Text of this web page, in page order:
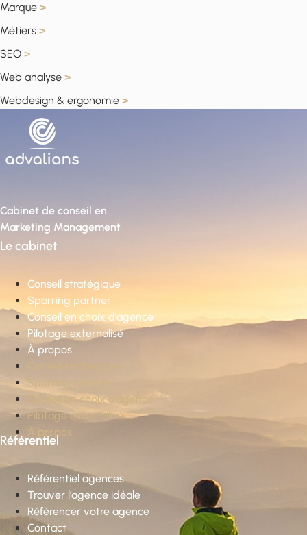
Marque >
Métiers >
SEO >
Web analyse >
Webdesign & ergonomie >
Cabinet de conseil en
Marketing Management
Le cabinet
Conseil stratégique
Sparring partner
Conseil en choix d’agence
Pilotage externalisé
À propos
Conseil stratégique
Sparring partner
Conseil en choix d’agence
Pilotage externalisé
À propos
Référentiel
Référentiel agences
Trouver l’agence idéale
Référencer votre agence
Contact